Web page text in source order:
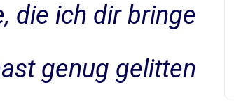
die ich dir bringe
genug gelitten